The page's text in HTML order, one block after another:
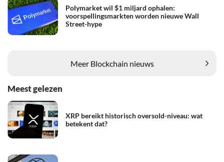
Polymarket wil $1 miljard ophalen:
voorspellingsmarkten worden nieuwe Wall
Street-hype
Meer Blockchain nieuws
Meest gelezen
XRP bereikt historisch oversold-niveau: wat
betekent dat?